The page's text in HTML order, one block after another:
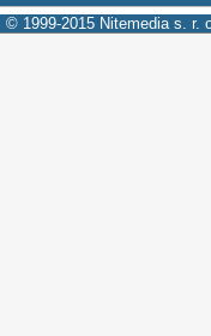
© 1999-2015 Nitemedia s. r.